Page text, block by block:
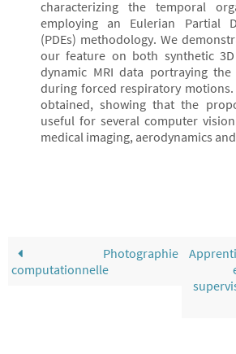
characterizing the temporal
employing an Eulerian Partial
(PDEs) methodology. We
our feature on both synthetic
dynamic MRI data portraying
during forced respiratory
obtained, showing that the
useful for several computer
medical imaging, aerodynamics
Photographie
computationnelle